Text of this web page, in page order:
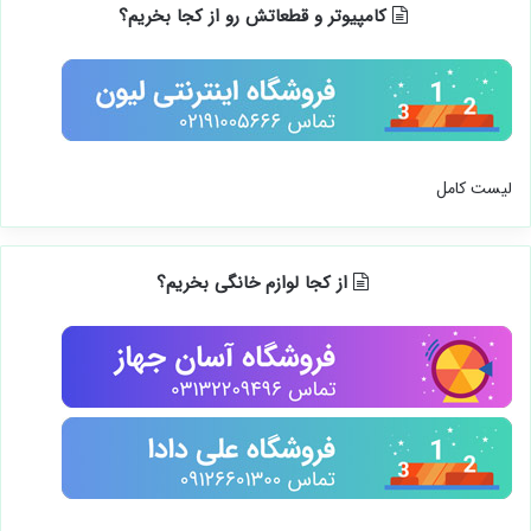
کامپیوتر و قطعاتش رو از کجا بخریم؟
لیست کامل
از کجا لوازم خانگی بخریم؟